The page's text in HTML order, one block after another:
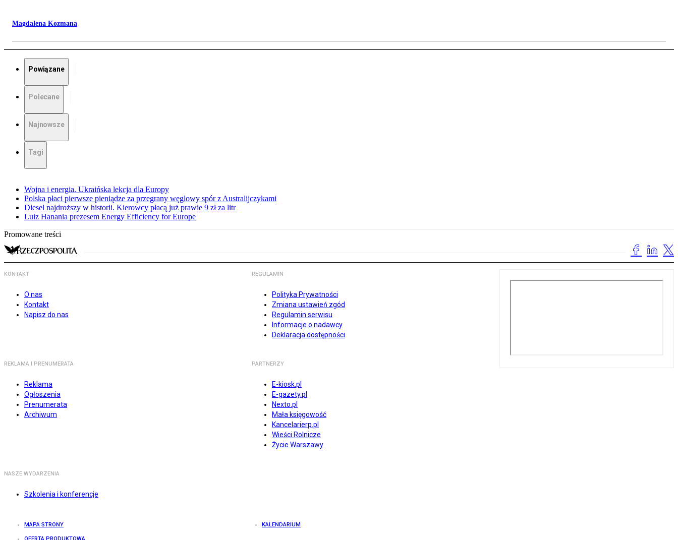
Magdalena Kozmana
Powiązane
Polecane
Najnowsze
Tagi
Wojna i energia. Ukraińska lekcja dla Europy
Polska płaci pierwsze pieniądze za przegrany węglowy spór z Australijczykami
Diesel najdroższy w historii. Kierowcy płacą już prawie 9 zł za litr
Luiz Hanania prezesem Energy Efficiency for Europe
Promowane treści
KONTAKT
O nas
Kontakt
Napisz do nas
REGULAMIN
Polityka Prywatności
Zmiana ustawień zgód
Regulamin serwisu
Informacje o nadawcy
Deklaracja dostępności
REKLAMA I PRENUMERATA
Reklama
Ogłoszenia
Prenumerata
Archiwum
PARTNERZY
E-kiosk.pl
E-gazety.pl
Nexto.pl
Mała księgowość
Kancelarierp.pl
Wieści Rolnicze
Życie Warszawy
NASZE WYDARZENIA
Szkolenia i konferencje
MAPA STRONY KALENDARIUM